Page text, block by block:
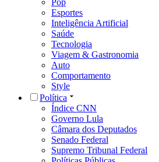
Pop
Esportes
Inteligência Artificial
Saúde
Tecnologia
Viagem & Gastronomia
Auto
Comportamento
Style
Política
Índice CNN
Governo Lula
Câmara dos Deputados
Senado Federal
Supremo Tribunal Federal